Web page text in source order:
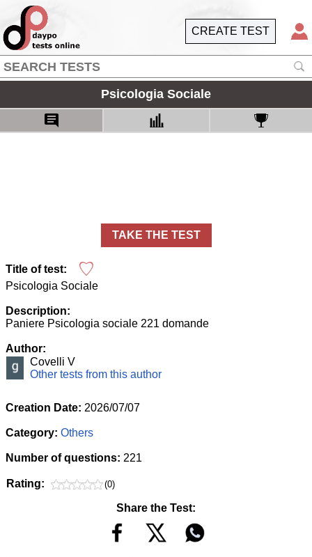
CREATE TEST
Psicologia Sociale
TAKE THE TEST
Title of test:
Psicologia Sociale
Description:
Paniere Psicologia sociale 221 domande
Author:
Covelli V
Other tests from this author
Creation Date: 2026/07/07
Category: Others
Number of questions: 221
Rating: (0)
Share the Test: